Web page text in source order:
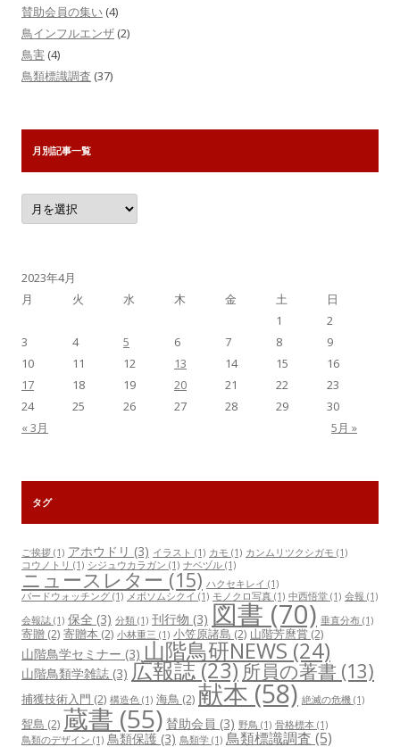
賛助会員の集い (4)
鳥インフルエンザ (2)
鳥害 (4)
鳥類標識調査 (37)
月別記事一覧
月
別
記
2023年4月
月
火 水 木 金 土
日
1
2
3
4 5 6 7 8
9
10
11 12 13 14 15
16
17
18 19 20 21 22
23
24
25 26 27 28 29
30
« 3月
5月 »
タグ
ご挨拶 (1) アホウドリ (3) イラスト (1) カモ (1) カンムリツクシガモ (1)
コウノトリ (1) シジュウカラガン (1) ナベヅル (1)
ニュースレター (15) ハクセキレイ (1)
バードウォッチング (1) メボソムシクイ (1) モノクロ写真 (1) 中西悟堂 (1) 会報 (1)
会報誌 (1) 保全 (3) 分類 (1) 刊行物 (3) 図書 (70) 垂直分布 (1)
寄贈 (2) 寄贈本 (2) 小林重三 (1) 小笠原諸島 (2) 山階芳麿賞(2)
山階鳥学セミナー (3) 山階鳥研NEWS(24)
山階鳥類学雑誌 (3) 広報誌(23) 所員の著書 (13)
捕獲技術入門 (2) 構造色 (1) 海鳥 (2) 献本(58) 絶滅の危機 (1)
聟島 (2) 蔵書 (55) 賛助会員 (3) 野鳥 (1) 骨格標本 (1)
鳥類のデザイン (1) 鳥類保護 (3) 鳥類学 (1) 鳥類標識調査 (5)